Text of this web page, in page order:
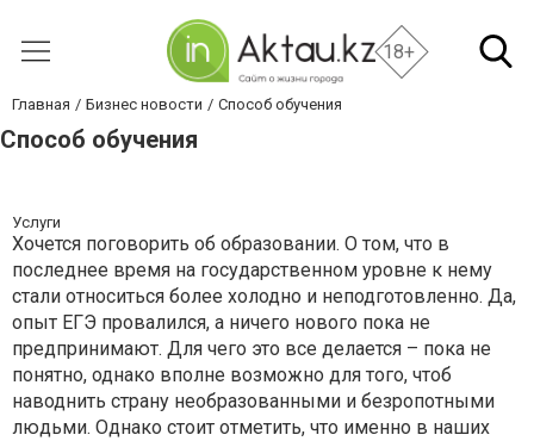
18+
Главная Бизнес новости Способ обучения
Способ обучения
Услуги
Хочется поговорить об образовании. О том, что в
последнее время на государственном уровне к нему
стали относиться более холодно и неподготовленно. Да,
опыт ЕГЭ провалился, а ничего нового пока не
предпринимают. Для чего это все делается – пока не
понятно, однако вполне возможно для того, чтоб
наводнить страну необразованными и безропотными
людьми. Однако стоит отметить, что именно в наших